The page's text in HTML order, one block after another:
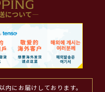
内にお届けしております。